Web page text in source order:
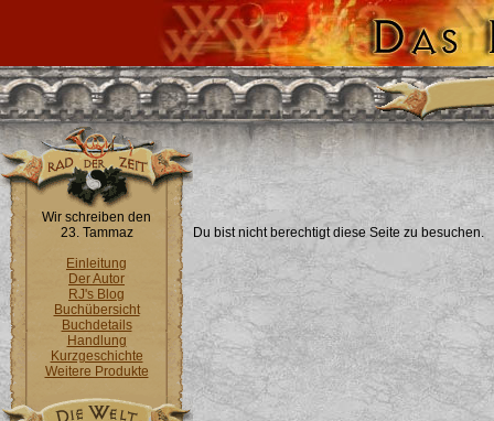
Wir schreiben den
23. Tammaz
Einleitung
Der Autor
RJ's Blog
Buchübersicht
Buchdetails
Handlung
Kurzgeschichte
Weitere Produkte
Du bist nicht berechtigt diese Seite zu besuchen.